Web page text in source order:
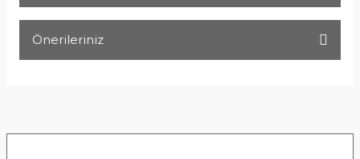
Önerileriniz